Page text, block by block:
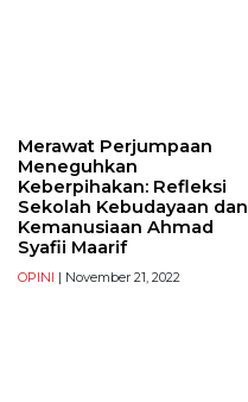
Merawat Perjumpaan
Meneguhkan
Keberpihakan: Refleksi
Sekolah Kebudayaan dan
Kemanusiaan Ahmad
Syafii Maarif
OPINI | November 21, 2022